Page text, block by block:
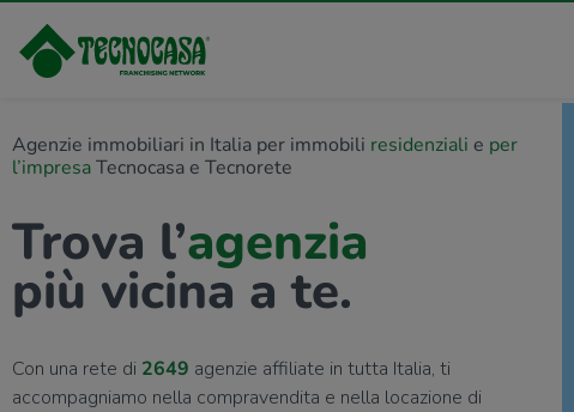
Agenzie immobiliari in Italia per immobili residenziali e per
l’impresaTecnocasa e Tecnorete
Trova l’agenzia
più vicina a te.
Con una rete di 2649 agenzie affiliate in tutta Italia, ti
accompagniamo nella compravendita e nella locazione di